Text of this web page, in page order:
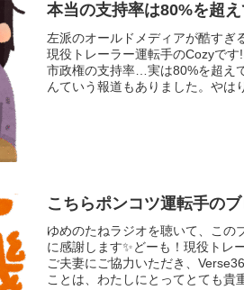
本当の支持率は80%を超え
左派のオールドメディアが酷すぎ
現役トレーラー運転手のCozyで
市政権の支持率…実は80%を超え
んていう報道もありました。やは
こちらポンコツ運転手の
ゆめのたねラジオを聴いて、この
に感謝します✨どーも！現役トレ
ご夫妻にご協力いただき、
ことは、わたしにとってとても貴